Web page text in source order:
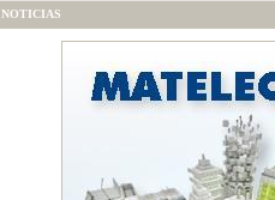
NOTICIAS